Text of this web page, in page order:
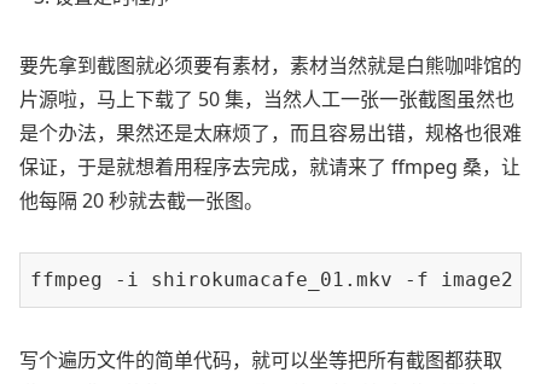
要先拿到截图就必须要有素材，素材当然就是白熊咖啡馆的
片源啦，马上下载了 50 集，当然人工一张一张截图虽然也
是个办法，果然还是太麻烦了，而且容易出错，规格也很难
保证，于是就想着用程序去完成，就请来了 ffmpeg 桑，让
他每隔 20 秒就去截一张图。
ffmpeg -i shirokumacafe_01.mkv -f image2
写个遍历文件的简单代码，就可以坐等把所有截图都获取